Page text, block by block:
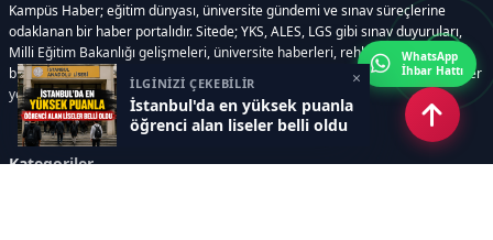
İLGİNİZİ ÇEKEBİLİR
İstanbul'da en yüksek puanla
öğrenci alan liseler belli oldu
×
Kampüs Haber; eğitim dünyası, üniversite gündemi ve sınav süreçlerine
odaklanan bir haber portalıdır. Sitede; YKS, ALES, LGS gibi sınav duyuruları,
Milli Eğitim Bakanlığı gelişmeleri, üniversite haberleri, rehberlik içerikleri,
bilim ve teknoloji alanındaki yenilikler ile öğrenci yaşamına dair güncel bilgiler
yer alır.
Kategoriler
WhatsApp
İhbar Hattı